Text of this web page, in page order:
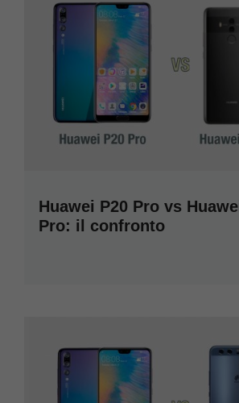
Huawei P20 Pro vs
Pro: il confronto